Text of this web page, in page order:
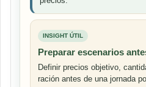
INSIGHT ÚTIL
Preparar escenarios
Definir precios objetivo,
ración antes de una jornada